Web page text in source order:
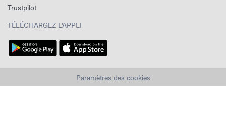
Trustpilot
TÉLÉCHARGEZ L'APPLI
Paramètres des cookies